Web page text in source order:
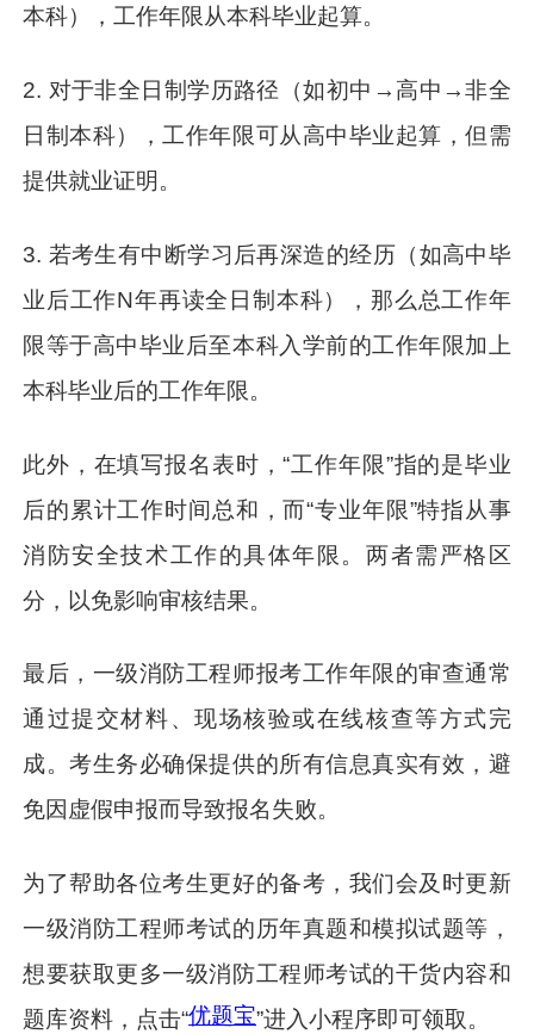
本科），工作年限从本科毕业起算。
2. 对于非全日制学历路径（如初中→高中→非全
日制本科），工作年限可从高中毕业起算，但需
提供就业证明。
3. 若考生有中断学习后再深造的经历（如高中毕
业后工作N年再读全日制本科），那么总工作年
限等于高中毕业后至本科入学前的工作年限加上
本科毕业后的工作年限。
此外，在填写报名表时，“工作年限”指的是毕业
后的累计工作时间总和，而“专业年限”特指从事
消防安全技术工作的具体年限。两者需严格区
分，以免影响审核结果。
最后，一级消防工程师报考工作年限的审查通常
通过提交材料、现场核验或在线核查等方式完
成。考生务必确保提供的所有信息真实有效，避
免因虚假申报而导致报名失败。
为了帮助各位考生更好的备考，我们会及时更新
一级消防工程师考试的历年真题和模拟试题等，
想要获取更多一级消防工程师考试的干货内容和
题库资料，点击“优题宝”进入小程序即可领取。